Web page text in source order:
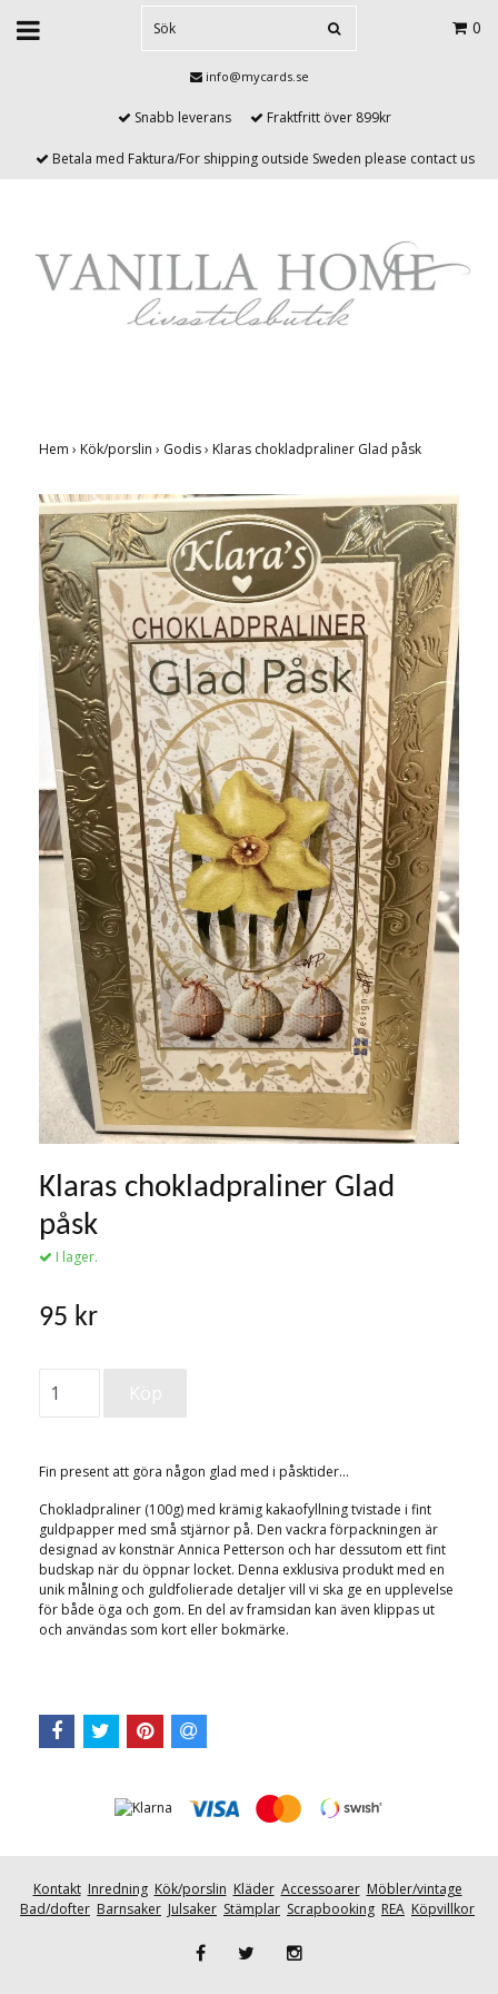
0
info@mycards.se
Snabb leverans Fraktfritt över 899kr
Betala med Faktura/For shipping outside Sweden please contact us
Hem › Kök/porslin › Godis› Klaras chokladpraliner Glad påsk
Klaras chokladpraliner Glad
påsk
I lager.
95 kr
Fin present att göra någon glad med i påsktider…
Chokladpraliner (100g) med krämig kakaofyllning tvistade i fint
guldpapper med små stjärnor på. Den vackra förpackningen är
designad av konstnär Annica Petterson och har dessutom ett fint
budskap när du öppnar locket. Denna exklusiva produkt med en
unik målning och guldfolierade detaljer vill vi ska ge en upplevelse
för både öga och gom. En del av framsidan kan även klippas ut
och användas som kort eller bokmärke.
Kontakt Inredning Kök/porslin Kläder Accessoarer Möbler/vintage
Bad/dofter Barnsaker Julsaker Stämplar Scrapbooking REA Köpvillkor